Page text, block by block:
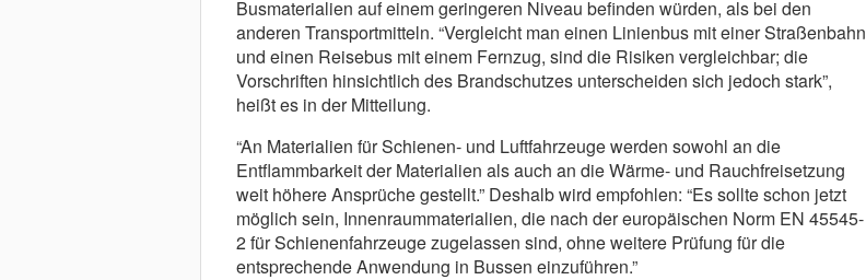
Busmaterialien auf einem geringeren Niveau befinden würden, als bei den
anderen Transportmitteln. “Vergleicht man einen Linienbus mit einer Straßenbahn
und einen Reisebus mit einem Fernzug, sind die Risiken vergleichbar; die
Vorschriften hinsichtlich des Brandschutzes unterscheiden sich jedoch stark”,
heißt es in der Mitteilung.
“An Materialien für Schienen- und Luftfahrzeuge werden sowohl an die
Entflammbarkeit der Materialien als auch an die Wärme- und Rauchfreisetzung
weit höhere Ansprüche gestellt.” Deshalb wird empfohlen: “Es sollte schon jetzt
möglich sein, Innenraummaterialien, die nach der europäischen Norm EN 45545-
2 für Schienenfahrzeuge zugelassen sind, ohne weitere Prüfung für die
entsprechende Anwendung in Bussen einzuführen.”